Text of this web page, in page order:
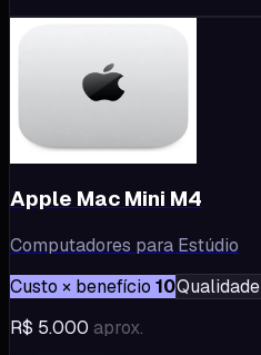
Apple Mac Mini M4
Computadores para Estúdio
Custo × benefício 10Qualidade
R$ 5.000 aprox.